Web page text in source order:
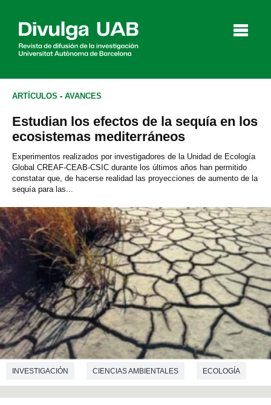
Agenda
English Català
BUSCAR
ARTÍCULOS - AVANCES
Estudian los efectos de la sequía en los
ecosistemas mediterráneos
Experimentos realizados por investigadores de la Unidad de Ecología
Global CREAF-CEAB-CSIC durante los últimos años han permitido
constatar que, de hacerse realidad las proyecciones de aumento de la
sequía para las...
INVESTIGACIÓN CIENCIAS AMBIENTALES ECOLOGÍA